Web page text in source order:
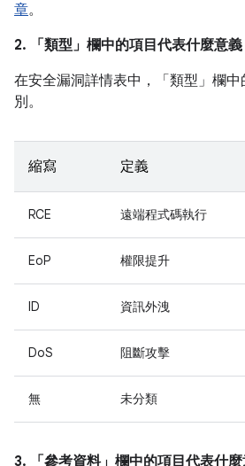
章。
2. 「類型」 欄中的項目代表什麼意義
在安全漏洞詳情表中，「類型」 欄中
別。
縮寫 定義
RCE 遠端程式碼執行
EoP 權限提升
ID 資訊外洩
DoS 阻斷攻擊
無 未分類
3. 「參考資料」 欄中的項目代表什麼